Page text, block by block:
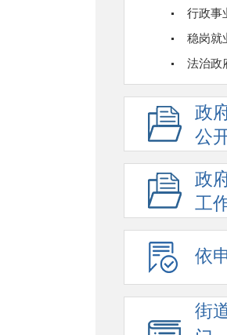
行政事
稳岗就
法治政
政
公
政
工
依
街